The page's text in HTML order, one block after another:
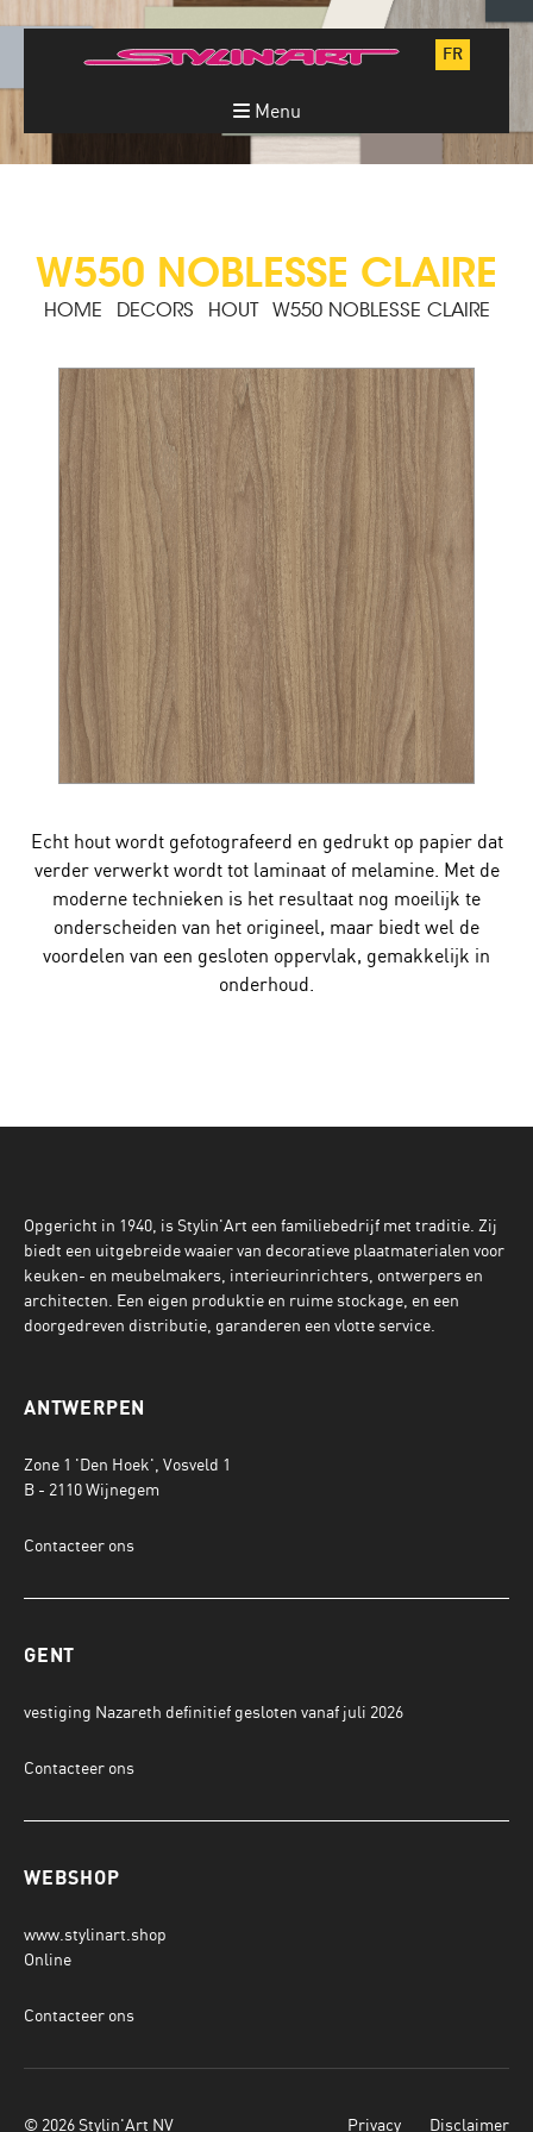
FR
Menu
W550 NOBLESSE CLAIRE
HOME DECORS HOUT W550 NOBLESSE CLAIRE
Echt hout wordt gefotografeerd en gedrukt op papier dat
verder verwerkt wordt tot laminaat of melamine. Met de
moderne technieken is het resultaat nog moeilijk te
onderscheiden van het origineel, maar biedt wel de
voordelen van een gesloten oppervlak, gemakkelijk in
onderhoud.
Opgericht in 1940, is Stylin'Art een familiebedrijf met traditie. Zij
biedt een uitgebreide waaier van decoratieve plaatmaterialen voor
keuken- en meubelmakers, interieurinrichters, ontwerpers en
architecten. Een eigen produktie en ruime stockage, en een
doorgedreven distributie, garanderen een vlotte service.
ANTWERPEN
Zone 1 'Den Hoek', Vosveld 1
B - 2110 Wijnegem
Contacteer ons
GENT
vestiging Nazareth definitief gesloten vanaf juli 2026
Contacteer ons
WEBSHOP
www.stylinart.shop
Online
Contacteer ons
© 2026 Stylin'Art NV Privacy Disclaimer